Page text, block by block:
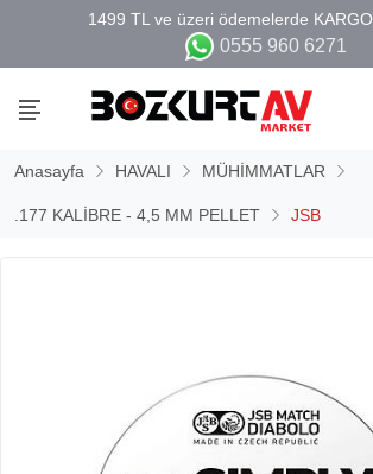
0555 960 6271
Anasayfa HAVALI MÜHİMMATLAR
.177 KALİBRE - 4,5 MM PELLET JSB